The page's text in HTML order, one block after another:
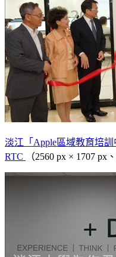
淡江「Apple區域教育培
RTC
（2560 px × 1707 px